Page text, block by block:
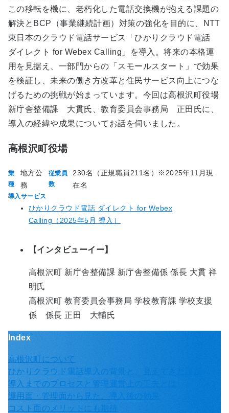
この移転を機に、老朽化した電話交換機が抱える課題の
解決とBCP（事業継続計画）対策の強化を目的に、NTT
東日本のクラウド電話サービス「ひかりクラウド電話
ダイレクト for Webex Calling」を導入。将来の本格運
用を見据え、一部門からの「スモールスタート」で効果
を検証し、未来の働き方改革と住民サービス向上につな
げるための挑戦が始まっています。今回は高根沢町役場
新庁舎整備課 大貫氏、教育委員会事務局 正田氏に、
導入の経緯や成果についてお話を伺いました。
高根沢町役場
業
種
地方公
務
従業員
数
230名（正規職員211名）※2025年11月現
在名
導入サービス
ひかりクラウド電話 ダイレクト for Webex
Calling（2025年5月 導入）
【インタビューイー】
高根沢町 新庁舎整備課 新庁舎整備係 係長 大貫 祥
明氏
高根沢町 教育委員会事務局 学校教育課 学校支援
係 係長 正田 大輔氏
Index
高根沢町について
ひかりクラウド電話導入の背景と、見えてきた課題
導入までのプロセスと管理運営上の工夫とは
運用面・管理面から見た、導入後の効果
コスト面のメリットにも期待